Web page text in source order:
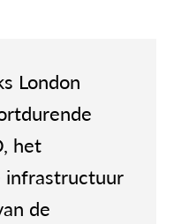
London
het
infrastructuur
de